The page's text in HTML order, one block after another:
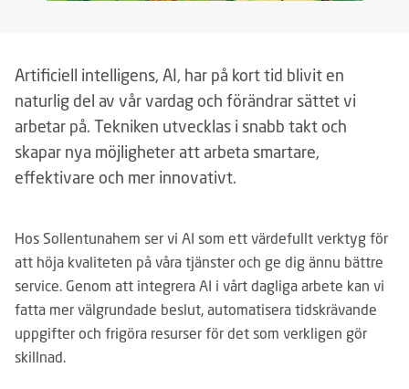
Artificiell intelligens, AI, har på kort tid blivit en
naturlig del av vår vardag och förändrar sättet vi
arbetar på. Tekniken utvecklas i snabb takt och
skapar nya möjligheter att arbeta smartare,
effektivare och mer innovativt.
Hos Sollentunahem ser vi AI som ett värdefullt verktyg för
att höja kvaliteten på våra tjänster och ge dig ännu bättre
service. Genom att integrera AI i vårt dagliga arbete kan vi
fatta mer välgrundade beslut, automatisera tidskrävande
uppgifter och frigöra resurser för det som verkligen gör
skillnad.